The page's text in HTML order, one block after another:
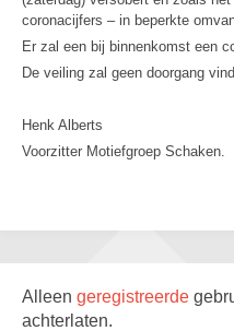
coronacijfers – in beperkte
Er zal een bij binnenkomst een
De veiling zal geen doorgang
Henk Alberts
Voorzitter Motiefgroep Schaken.
Alleen geregistreerde
achterlaten.